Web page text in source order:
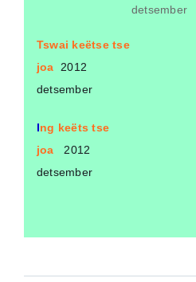
Tswai keëtse tse
joa
2012
detsember
Ing keëts tse
joa 2012
detsember
detsember